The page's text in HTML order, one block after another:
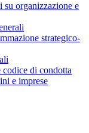
organizzazione e
strategico-
di condotta
e imprese